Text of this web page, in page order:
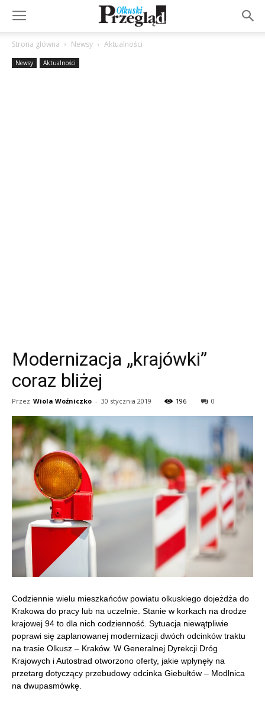
Strona główna Newsy Aktualności
Newsy Aktualności
Modernizacja „krajówki”
coraz bliżej
Przez Wiola Woźniczko - 30 stycznia 2019 196 0
Codziennie wielu mieszkańców powiatu olkuskiego dojeżdża do
Krakowa do pracy lub na uczelnie. Stanie w korkach na drodze
krajowej 94 to dla nich codzienność. Sytuacja niewątpliwie
poprawi się zaplanowanej modernizacji dwóch odcinków traktu
na trasie Olkusz – Kraków. W Generalnej Dyrekcji Dróg
Krajowych i Autostrad otworzono oferty, jakie wpłynęły na
przetarg dotyczący przebudowy odcinka Giebułtów – Modlnica
na dwupasmówkę.